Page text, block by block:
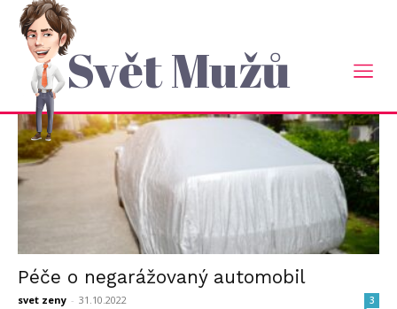
Svět Mužů
Domů Tagy
štítek: plachta na auto
Péče o negarážovaný automobil
svet zeny - 31.10.2022 3